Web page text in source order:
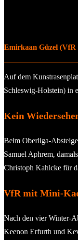
Emirkaan Güzel (VfR
Auf dem
Schleswig-Holstein) in
Kein
Beim Oberliga-
Samuel Aphrem,
Christoph Kahlcke für
VfR mit Mini-
Nach den vier Winter-
Keenon Erfurth und